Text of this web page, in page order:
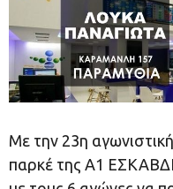
Με την 23η
παρκέ της Α1